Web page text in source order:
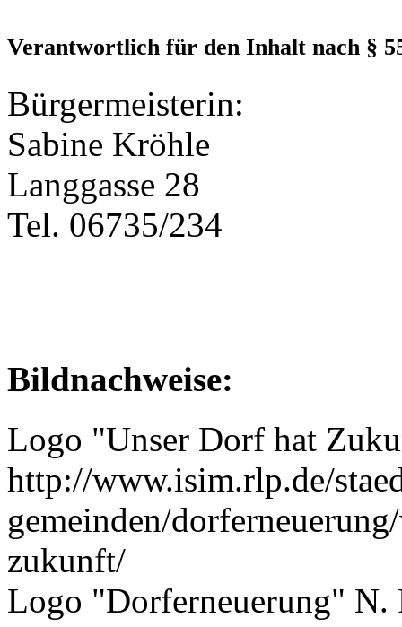
Verantwortlich für den Inhalt nach §
Bürgermeisterin:
Sabine Kröhle
Langgasse 28
Tel. 06735/234
Bildnachweise:
Logo "Unser Dorf hat
http://www.isim.rlp.de/
gemeinden/
zukunft/
Logo "Dorferneuerung" N.